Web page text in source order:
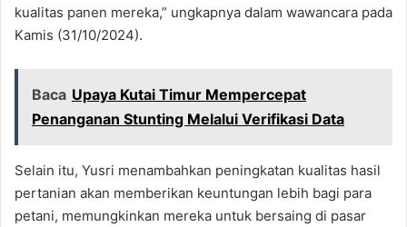
kualitas panen mereka,” ungkapnya dalam wawancara pada
Kamis (31/10/2024).
Baca Upaya Kutai Timur Mempercepat
Penanganan Stunting Melalui Verifikasi Data
Selain itu, Yusri menambahkan peningkatan kualitas hasil
pertanian akan memberikan keuntungan lebih bagi para
petani, memungkinkan mereka untuk bersaing di pasar